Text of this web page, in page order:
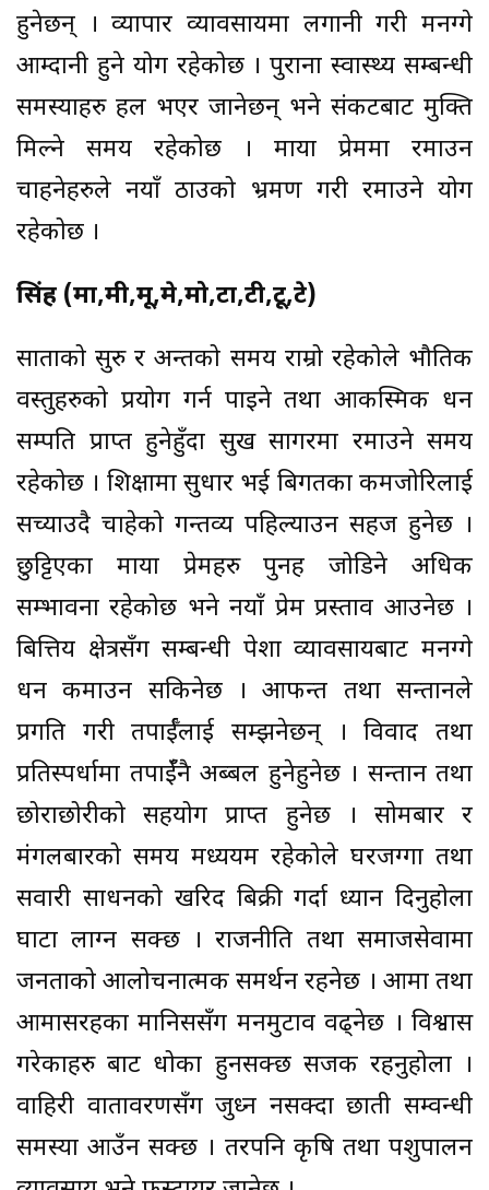
हुनेछन् । व्यापार व्यावसायमा लगानी गरी मनग्गे
आम्दानी हुने योग रहेकोछ । पुराना स्वास्थ्य सम्बन्धी
समस्याहरु हल भएर जानेछन् भने संकटबाट मुक्ति
मिल्ने समय रहेकोछ । माया प्रेममा रमाउन
चाहनेहरुले नयाँ ठाउको भ्रमण गरी रमाउने योग
रहेकोछ ।
सिंह (मा,मी,मू,मे,मो,टा,टी,टू,टे)
साताको सुरु र अन्तको समय राम्रो रहेकोले भौतिक
वस्तुहरुको प्रयोग गर्न पाइने तथा आकस्मिक धन
सम्पति प्राप्त हुनेहुँदा सुख सागरमा रमाउने समय
रहेकोछ । शिक्षामा सुधार भई बिगतका कमजोरिलाई
सच्याउदै चाहेको गन्तव्य पहिल्याउन सहज हुनेछ ।
छुट्टिएका माया प्रेमहरु पुनह जोडिने अधिक
सम्भावना रहेकोछ भने नयाँ प्रेम प्रस्ताव आउनेछ ।
बित्तिय क्षेत्रसँग सम्बन्धी पेशा व्यावसायबाट मनग्गे
धन कमाउन सकिनेछ । आफन्त तथा सन्तानले
प्रगति गरी तपार्ईँलाई सम्झनेछन् । विवाद तथा
प्रतिस्पर्धामा तपाईँनै अब्बल हुनेहुनेछ । सन्तान तथा
छोराछोरीको सहयोग प्राप्त हुनेछ । सोमबार र
मंगलबारको समय मध्ययम रहेकोले घरजग्गा तथा
सवारी साधनको खरिद बिक्री गर्दा ध्यान दिनुहोला
घाटा लाग्न सक्छ । राजनीति तथा समाजसेवामा
जनताको आलोचनात्मक समर्थन रहनेछ । आमा तथा
आमासरहका मानिससँग मनमुटाव वढ्नेछ । विश्वास
गरेकाहरु बाट धोका हुनसक्छ सजक रहनुहोला ।
वाहिरी वातावरणसँग जुध्न नसक्दा छाती सम्वन्धी
समस्या आउँन सक्छ । तरपनि कृषि तथा पशुपालन